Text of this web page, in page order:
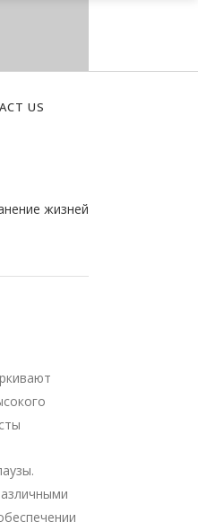
US
жизней